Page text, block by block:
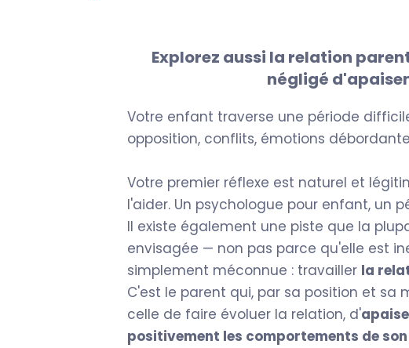
Explorez aussi la relation
négligé
Votre enfant traverse une période
opposition, conflits, émotions
Votre premier réflexe est naturel et
l'aider. Un psychologue pour enfant, un
Il existe également une piste que la
envisagée — non pas parce qu'elle est
simplement méconnue : travailler la
C'est le parent qui, par sa position et sa
celle de faire évoluer la relation, d'
positivement les comportements de